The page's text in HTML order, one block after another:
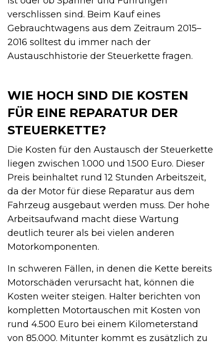
verschlissen sind. Beim Kauf eines
Gebrauchtwagens aus dem Zeitraum 2015–
2016 solltest du immer nach der
Austauschhistorie der Steuerkette fragen.
WIE HOCH SIND DIE KOSTEN
FÜR EINE REPARATUR DER
STEUERKETTE?
Die Kosten für den Austausch der Steuerkette
liegen zwischen 1.000 und 1.500 Euro. Dieser
Preis beinhaltet rund 12 Stunden Arbeitszeit,
da der Motor für diese Reparatur aus dem
Fahrzeug ausgebaut werden muss. Der hohe
Arbeitsaufwand macht diese Wartung
deutlich teurer als bei vielen anderen
Motorkomponenten.
In schweren Fällen, in denen die Kette bereits
Motorschäden verursacht hat, können die
Kosten weiter steigen. Halter berichten von
kompletten Motortauschen mit Kosten von
rund 4.500 Euro bei einem Kilometerstand
von 85.000. Mitunter kommt es zusätzlich zu